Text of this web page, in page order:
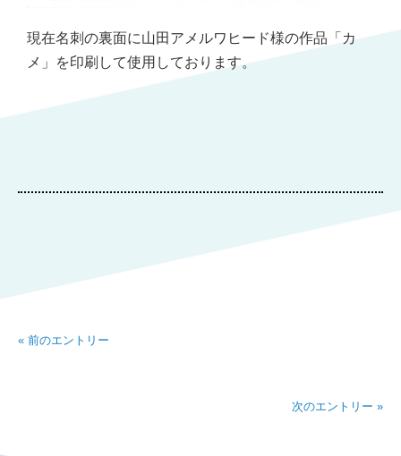
現在名刺の裏面に山田アメルワヒード様の作品「カ
メ」を印刷して使用しております。
« 前のエントリー
次のエントリー »